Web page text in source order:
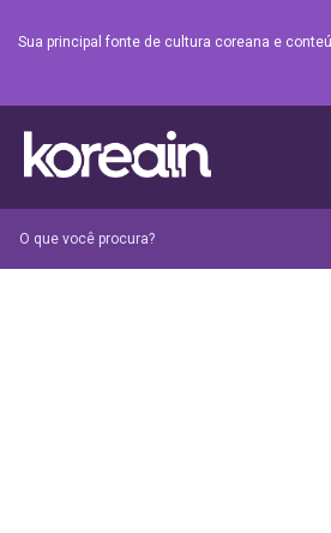
Sua principal fonte de cultura coreana e